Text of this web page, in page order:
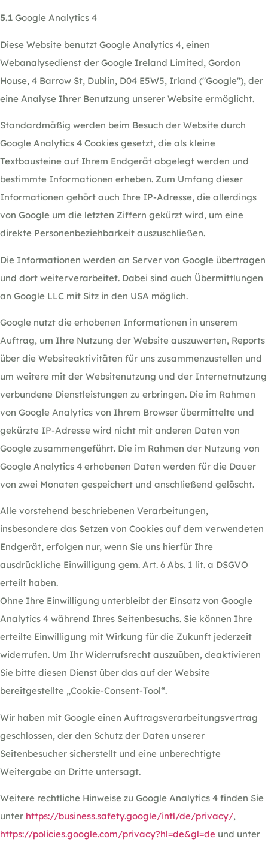
5.1 Google Analytics 4
Diese Website benutzt Google Analytics 4, einen
Webanalysedienst der Google Ireland Limited, Gordon
House, 4 Barrow St, Dublin, D04 E5W5, Irland ("Google"), der
eine Analyse Ihrer Benutzung unserer Website ermöglicht.
Standardmäßig werden beim Besuch der Website durch
Google Analytics 4 Cookies gesetzt, die als kleine
Textbausteine auf Ihrem Endgerät abgelegt werden und
bestimmte Informationen erheben. Zum Umfang dieser
Informationen gehört auch Ihre IP-Adresse, die allerdings
von Google um die letzten Ziffern gekürzt wird, um eine
direkte Personenbeziehbarkeit auszuschließen.
Die Informationen werden an Server von Google übertragen
und dort weiterverarbeitet. Dabei sind auch Übermittlungen
an Google LLC mit Sitz in den USA möglich.
Google nutzt die erhobenen Informationen in unserem
Auftrag, um Ihre Nutzung der Website auszuwerten, Reports
über die Websiteaktivitäten für uns zusammenzustellen und
um weitere mit der Websitenutzung und der Internetnutzung
verbundene Dienstleistungen zu erbringen. Die im Rahmen
von Google Analytics von Ihrem Browser übermittelte und
gekürzte IP-Adresse wird nicht mit anderen Daten von
Google zusammengeführt. Die im Rahmen der Nutzung von
Google Analytics 4 erhobenen Daten werden für die Dauer
von zwei Monaten gespeichert und anschließend gelöscht.
Alle vorstehend beschriebenen Verarbeitungen,
insbesondere das Setzen von Cookies auf dem verwendeten
Endgerät, erfolgen nur, wenn Sie uns hierfür Ihre
ausdrückliche Einwilligung gem. Art. 6 Abs. 1 lit. a DSGVO
erteilt haben.
Ohne Ihre Einwilligung unterbleibt der Einsatz von Google
Analytics 4 während Ihres Seitenbesuchs. Sie können Ihre
erteilte Einwilligung mit Wirkung für die Zukunft jederzeit
widerrufen. Um Ihr Widerrufsrecht auszuüben, deaktivieren
Sie bitte diesen Dienst über das auf der Website
bereitgestellte „Cookie-Consent-Tool“.
Wir haben mit Google einen Auftragsverarbeitungsvertrag
geschlossen, der den Schutz der Daten unserer
Seitenbesucher sicherstellt und eine unberechtigte
Weitergabe an Dritte untersagt.
Weitere rechtliche Hinweise zu Google Analytics 4 finden Sie
unter https://business.safety.google/intl/de/privacy/,
https://policies.google.com/privacy?hl=de&gl=de und unter